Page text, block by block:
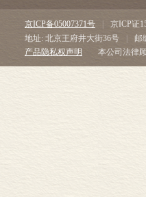
京ICP备05007371号 京ICP证
地址: 北京王府井大街36号
邮
产品隐私权声明
本公司法律